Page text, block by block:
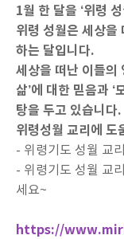
1월 한 달을 ‘위령
위령 성월은 세상을
하는 달입니다.
세상을 떠난 이들의
삶’에 대한 믿음과
탕을 두고 있습니다.
위령성월 교리에 도
- 위령기도 성월 교
- 위령기도 성월 교
세요~
https://